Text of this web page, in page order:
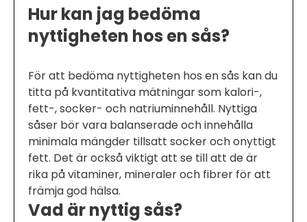
Hur kan jag bedöma
nyttigheten hos en sås?
För att bedöma nyttigheten hos en sås kan du
titta på kvantitativa mätningar som kalori-,
fett-, socker- och natriuminnehåll. Nyttiga
såser bör vara balanserade och innehålla
minimala mängder tillsatt socker och onyttigt
fett. Det är också viktigt att se till att de är
rika på vitaminer, mineraler och fibrer för att
främja god hälsa.
Vad är nyttig sås?